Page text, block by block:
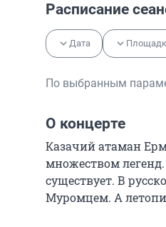
Расписание
Дата
По выбранным
О концерте
Казачий атаман
множеством
существует. В
Муромцем. А